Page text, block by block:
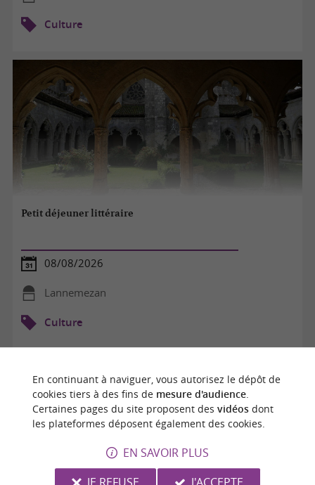
Culture
Petit déjeuner littéraire
08/08/2026
Lannemezan
Culture
En continuant à naviguer, vous autorisez le dépôt de
cookies tiers à des fins de mesure d'audience.
Certaines pages du site proposent des vidéosdont
les plateformes déposent également des cookies.
EN SAVOIR PLUS